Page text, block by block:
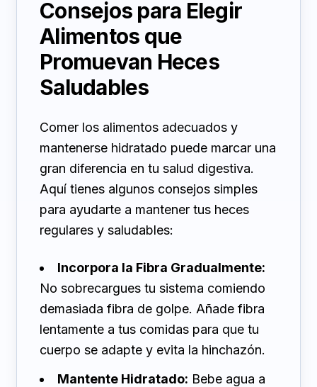
Consejos para Elegir
Alimentos que
Promuevan Heces
Saludables
Comer los alimentos adecuados y
mantenerse hidratado puede marcar una
gran diferencia en tu salud digestiva.
Aquí tienes algunos consejos simples
para ayudarte a mantener tus heces
regulares y saludables:
Incorpora la Fibra Gradualmente:
No sobrecargues tu sistema comiendo
demasiada fibra de golpe. Añade fibra
lentamente a tus comidas para que tu
cuerpo se adapte y evita la hinchazón.
Mantente Hidratado: Bebe agua a